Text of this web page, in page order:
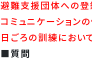
避難支援団体への登
コミュニケーション
日ごろの訓練におい
■質問